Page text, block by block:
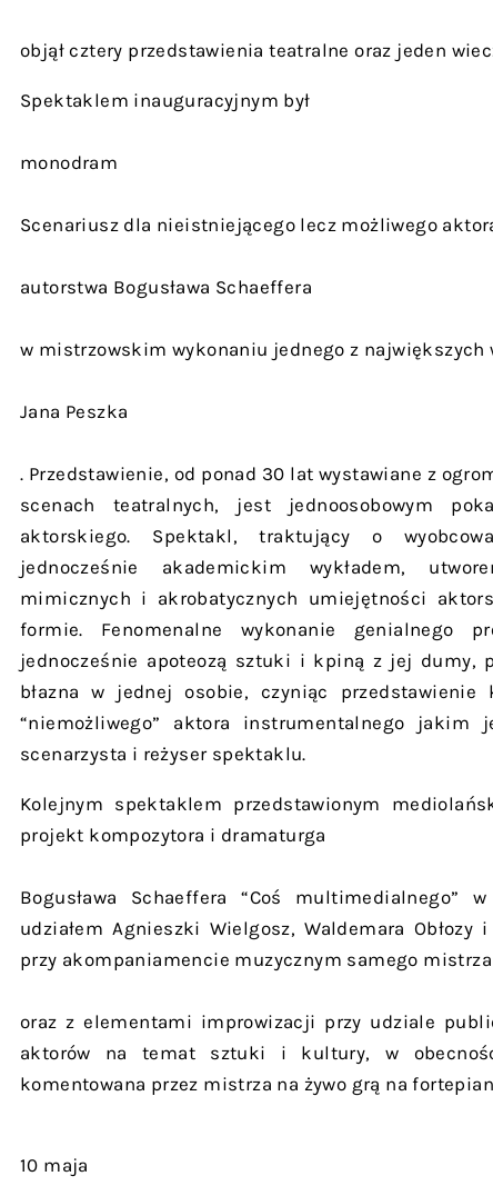
objął cztery przedstawienia teatralne oraz jeden
Spektaklem inauguracyjnym był
monodram
Scenariusz dla nieistniejącego lecz możliwego
autorstwa Bogusława Schaeffera
w mistrzowskim wykonaniu jednego z największych
Jana Peszka
. Przedstawienie, od ponad 30 lat wystawiane z
scenach teatralnych, jest jednoosobowym
aktorskiego. Spektakl, traktujący o
jednocześnie akademickim wykładem,
mimicznych i akrobatycznych umiejętności
formie. Fenomenalne wykonanie genialnego
jednocześnie apoteozą sztuki i kpiną z jej dumy,
błazna w jednej osobie, czyniąc
“niemożliwego” aktora instrumentalnego
scenarzysta i reżyser spektaklu.
Kolejnym spektaklem przedstawionym
projekt kompozytora i dramaturga
Bogusława Schaeffera “Coś multimedialnego”
udziałem Agnieszki Wielgosz, Waldemara
przy akompaniamencie muzycznym samego
oraz z elementami improwizacji przy udziale
aktorów na temat sztuki i kultury, w
komentowana przez mistrza na żywo grą na
10 maja